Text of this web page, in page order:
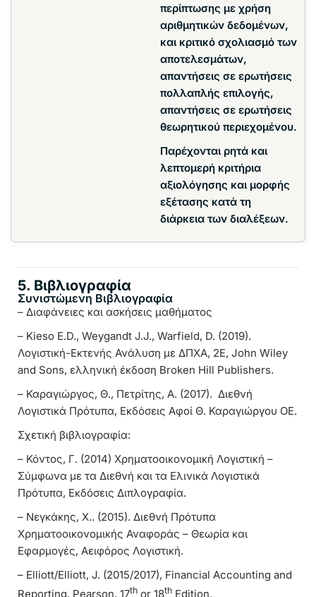
περίπτωσης με χρήση
αριθμητικών δεδομένων,
και κριτικό σχολιασμό των
αποτελεσμάτων,
απαντήσεις σε ερωτήσεις
πολλαπλής επιλογής,
απαντήσεις σε ερωτήσεις
θεωρητικού περιεχομένου.
Παρέχονται ρητά και
λεπτομερή κριτήρια
αξιολόγησης και μορφής
εξέτασης κατά τη
διάρκεια των διαλέξεων.
5. Βιβλιογραφία
Συνιστώμενη Βιβλιογραφία
– Διαφάνειες και ασκήσεις μαθήματος
– Kieso E.D., Weygandt J.J., Warfield, D. (2019).
Λογιστική-Εκτενής Ανάλυση με ΔΠΧΑ, 2E, John Wiley
and Sons, ελληνική έκδοση Broken Hill Publishers.
– Καραγιώργος, Θ., Πετρίτης, Α. (2017). Διεθνή
Λογιστικά Πρότυπα, Εκδόσεις Αφοί Θ. Καραγιώργου ΟΕ.
Σχετική βιβλιογραφία:
– Κόντος, Γ. (2014) Χρηματοοικονομική Λογιστική –
Σύμφωνα με τα Διεθνή και τα Ελινικά Λογιστικά
Πρότυπα, Εκδόσεις Διπλογραφία.
– Νεγκάκης, Χ.. (2015). Διεθνή Πρότυπα
Χρηματοοικονομικής Αναφοράς – Θεωρία και
Εφαρμογές, Αειφόρος Λογιστική.
– Elliott/Elliott, J. (2015/2017), Financial Accounting and
Reporting, Pearson, 17th or 18th Edition.